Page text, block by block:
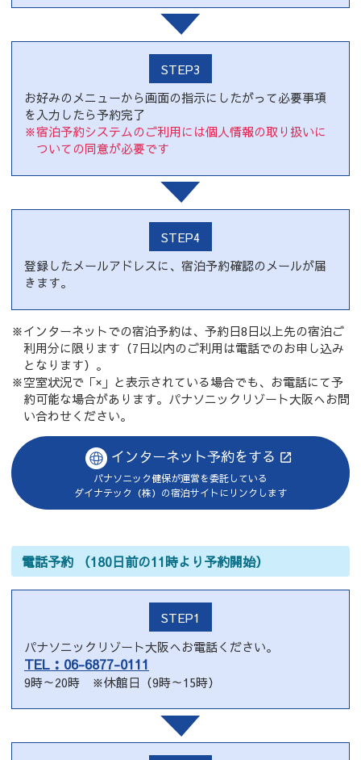
STEP3
お好みのメニューから画面の指示にしたがって必要事項
を入力したら予約完了
※宿泊予約システムのご利用には個人情報の取り扱いに
ついての同意が必要です
STEP4
登録したメールアドレスに、宿泊予約確認のメールが届
きます。
※インターネットでの宿泊予約は、予約日8日以上先の宿泊ご
利用分に限ります（7日以内のご利用は電話でのお申し込み
となります）。
※空室状況で「×」と表示されている場合でも、お電話にて予
約可能な場合があります。パナソニックリゾート大阪へお問
い合わせください。
インターネット予約をする
パナソニック健保が運営を委託している
ダイナテック（株）の宿泊サイトにリンクします
電話予約 （180日前の11時より予約開始）
STEP1
パナソニックリゾート大阪へお電話ください。
TEL：06-6877-0111
9時～20時 ※休館日（9時～15時）